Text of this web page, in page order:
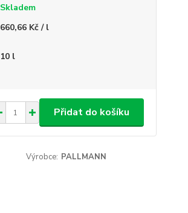
Skladem
660,66 Kč / l
10 l
Přidat do košíku
Výrobce: PALLMANN